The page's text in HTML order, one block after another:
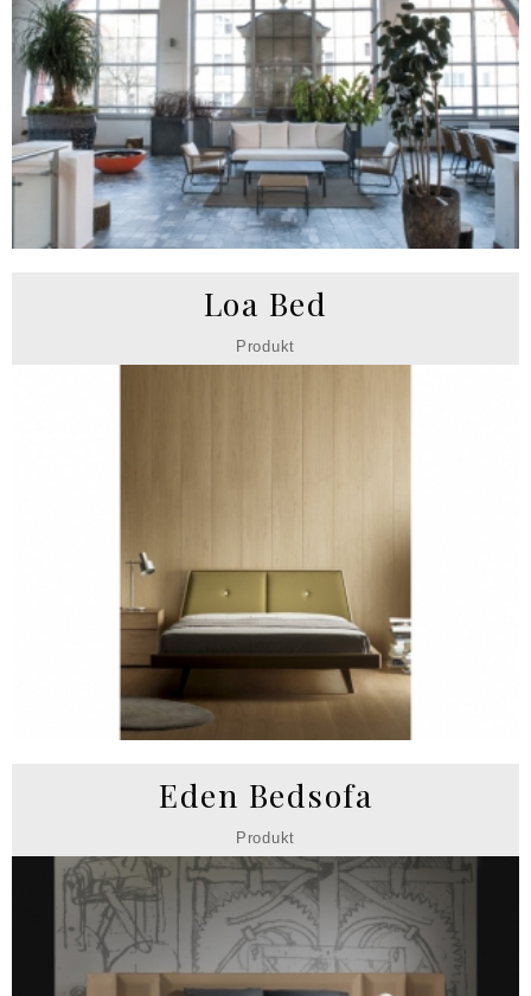
Loa Bed
Produkt
Eden Bedsofa
Produkt